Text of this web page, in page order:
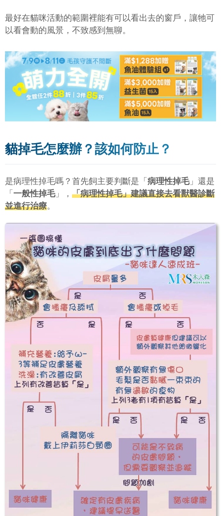
最好在貓咪活動的範圍裡能有可以看出去的窗戶，讓牠可
以看會動的風景，不致感到無聊。
貓掉毛怎麼辦？該如何防止？
是病理性掉毛嗎？首先飼主要判斷是「 病理性掉毛」還是
「 一般性掉毛」， 「病理性掉毛」建議直接去看獸醫診斷
並進行治療。